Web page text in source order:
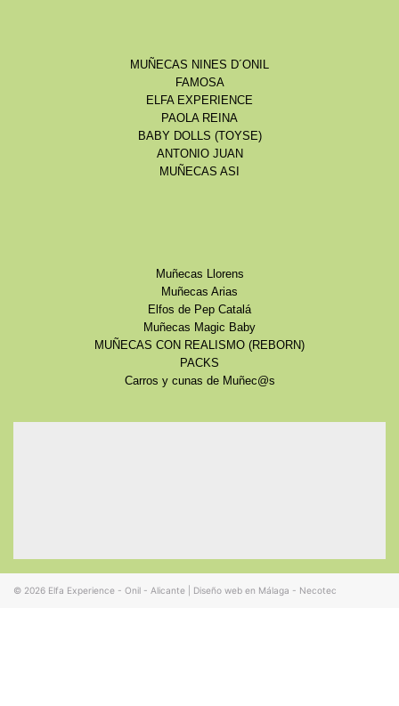
MUÑECAS NINES D´ONIL
FAMOSA
ELFA EXPERIENCE
PAOLA REINA
BABY DOLLS (TOYSE)
ANTONIO JUAN
MUÑECAS ASI
Muñecas Llorens
Muñecas Arias
Elfos de Pep Catalá
Muñecas Magic Baby
MUÑECAS CON REALISMO (REBORN)
PACKS
Carros y cunas de Muñec@s
© 2026 Elfa Experience - Onil - Alicante Diseño web en Málaga - Necotec